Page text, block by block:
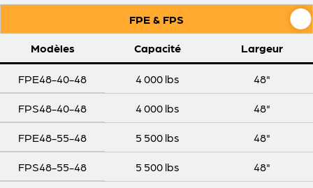
FPE & FPS
Modèles
Capacité Largeur
FPE48-40-48 4 000 lbs
48"
FPS48-40-48
4 000 lbs
48"
FPE48-55-48
5 500 lbs
48"
FPS48-55-48
5 500 lbs 48"